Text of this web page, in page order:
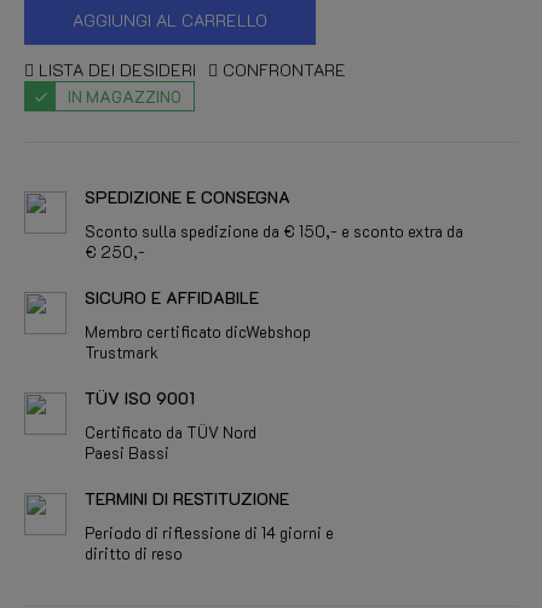
AGGIUNGI AL CARRELLO
LISTA DEI DESIDERI CONFRONTARE
IN MAGAZZINO
SPEDIZIONE E CONSEGNA
Sconto sulla spedizione da € 150,- e sconto extra da
€ 250,-
SICURO E AFFIDABILE
Membro certificato dicWebshop
Trustmark
TÜV ISO 9001
Certificato da TÜV Nord
Paesi Bassi
TERMINI DI RESTITUZIONE
Periodo di riflessione di 14 giorni e
diritto di reso